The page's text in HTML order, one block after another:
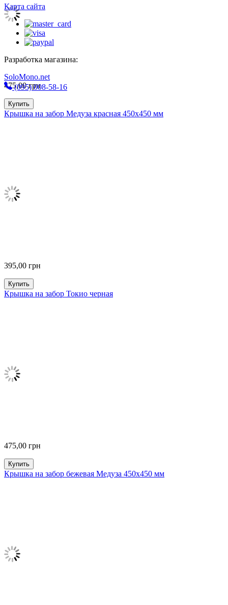
475,00грн
Купить
Крышка на забор Медуза красная 450х450 мм
395,00 грн
Купить
Крышка на забор Токио черная
475,00 грн
Купить
Крышка на забор бежевая Медуза 450х450 мм
Карта сайта
Разработка магазина:
SoloMono.net
(095) 008-58-16